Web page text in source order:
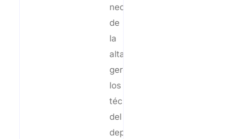
necesidades
de
la
alta
gerencia,
los
técnicos
del
departamento